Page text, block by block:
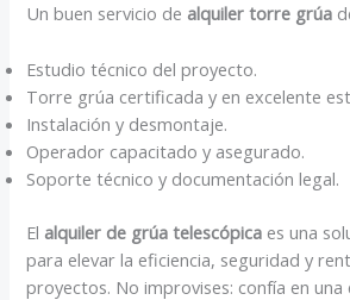
Un buen servicio de alquiler torre grúa
Estudio técnico del proyecto.
Torre grúa certificada y en excelente
Instalación y desmontaje.
Operador capacitado y asegurado.
Soporte técnico y documentación legal.
El alquiler de grúa telescópica es una
para elevar la eficiencia, seguridad y
proyectos. No improvises: confía en una